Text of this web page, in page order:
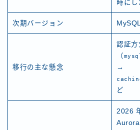
時に
次期バージョン
移行の主な懸念
認証方
（
→
ど
2026